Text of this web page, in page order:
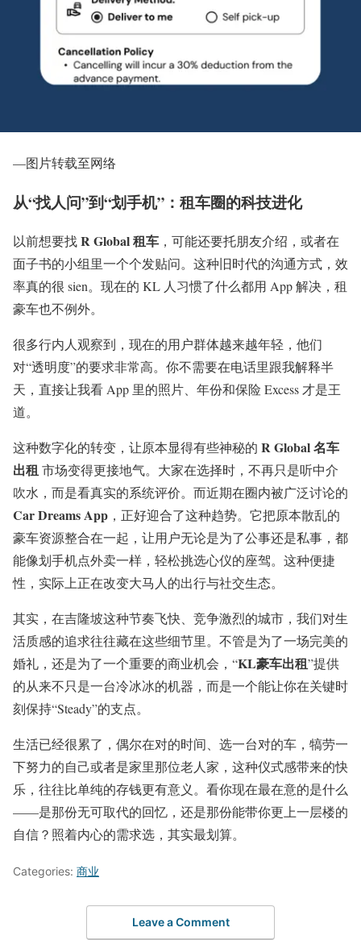
—图片转载至网络
从“找人问”到“划手机”：租车圈的科技进化
以前想要找R Global 租车 ，可能还要托朋友介绍，或者在
面子书的小组里一个个发贴问。这种旧时代的沟通方式，效
率真的很 sien。现在的 KL 人习惯了什么都用 App 解决，租
豪车也不例外。
很多行内人观察到，现在的用户群体越来越年轻，他们
对“透明度”的要求非常高。你不需要在电话里跟我解释半
天，直接让我看 App 里的照片、年份和保险 Excess 才是王
道。
这种数字化的转变，让原本显得有些神秘的 R Global 名车
出租市场变得更接地气。大家在选择时，不再只是听中介
吹水，而是看真实的系统评价。而近期在圈内被广泛讨论的
Car Dreams App ，正好迎合了这种趋势。它把原本散乱的
豪车资源整合在一起，让用户无论是为了公事还是私事，都
能像划手机点外卖一样，轻松挑选心仪的座驾。这种便捷
性，实际上正在改变大马人的出行与社交生态。
其实，在吉隆坡这种节奏飞快、竞争激烈的城市，我们对生
活质感的追求往往藏在这些细节里。不管是为了一场完美的
婚礼，还是为了一个重要的商业机会，“KL豪车出租”提供
的从来不只是一台冷冰冰的机器，而是一个能让你在关键时
刻保持“Steady”的支点。
生活已经很累了，偶尔在对的时间、选一台对的车，犒劳一
下努力的自己或者是家里那位老人家，这种仪式感带来的快
乐，往往比单纯的存钱更有意义。看你现在最在意的是什么
——是那份无可取代的回忆，还是那份能带你更上一层楼的
自信？照着内心的需求选，其实最划算。
Categories: 商业
Leave a Comment